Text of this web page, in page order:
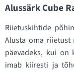
Alussärk Cube
Riietuskihtide
Alusta oma riietust
päevadeks, kui on
imab kiiresti ja